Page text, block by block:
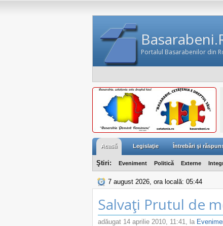
Portalul Basarabenilor din
Acasă Legislaţie Întrebări şi
Ştiri: Eveniment Politică Externe
7 august 2026, ora locală: 05:44
Salvaţi Prutul de
adăugat 14 aprilie 2010, 11:41, la